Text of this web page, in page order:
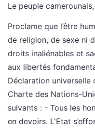
Le peuple camerounais,
Proclame que l’être
de religion, de sexe ni
droits inaliénables et
aux libertés
Déclaration
Charte des Nations-
suivants : - Tous les
en devoirs. L'Etat